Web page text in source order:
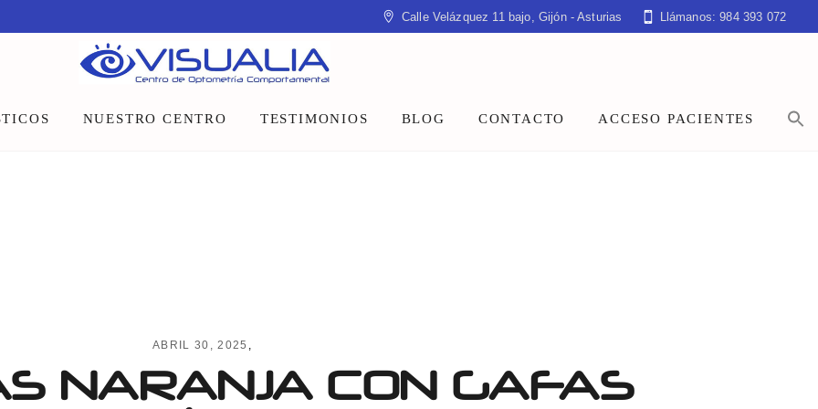
Calle Velázquez 11 bajo, Gijón - Asturias Llámanos: 984 393 072
NUESTRO CENTRO TESTIMONIOS BLOG CONTACTO ACCESO PACIENTES
ABRIL 30, 2025
NARANJA CON GAFAS